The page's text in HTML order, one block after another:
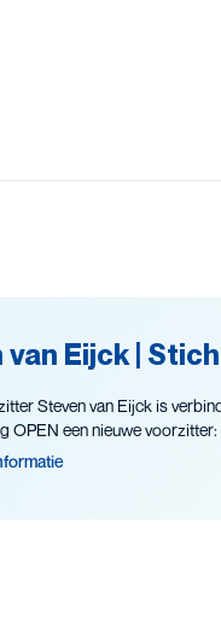
van Eijck |
Steven van Eijck is
OPEN een nieuwe voorzitter: